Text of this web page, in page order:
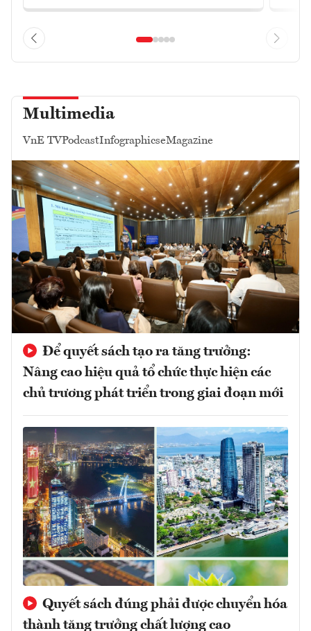
Multimedia
VnE TVPodcastInfographicseMagazine
Để quyết sách tạo ra tăng trưởng:
Nâng cao hiệu quả tổ chức thực hiện các
chủ trương phát triển trong giai đoạn mới
Quyết sách đúng phải được chuyển hóa
thành tăng trưởng chất lượng cao